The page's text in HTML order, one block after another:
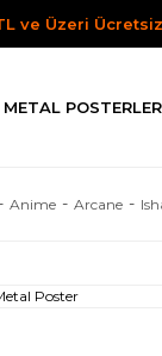
ve Üzeri
METAL POSTERLER
Anime Arcane